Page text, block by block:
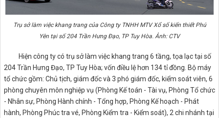
Trụ sở làm việc khang trang của Công ty TNHH MTV Xổ số kiến thiết Phú
Yên tại số 204 Trần Hưng Đạo, TP Tuy Hòa. Ảnh: CTV
Hiện công ty có trụ sở làm việc khang trang 6 tầng, tọa lạc tại số
204 Trần Hưng Đạo, TP Tuy Hòa; vốn điều lệ hơn 134 tỉ đồng. Bộ máy
tổ chức gồm: Chủ tịch, giám đốc và 3 phó giám đốc, kiểm soát viên, 6
phòng chuyên môn nghiệp vụ (Phòng Kế toán - Tài vụ, Phòng Tổ chức
- Nhân sự, Phòng Hành chính - Tổng hợp, Phòng Kế hoạch - Phát
hành, Phòng Phúc tra vé, Phòng Kiểm tra - Kiểm soát), 2 chi nhánh tại